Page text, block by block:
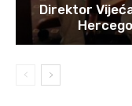
Direktor